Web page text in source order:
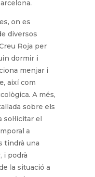
on es
diversos
Roja per
dormir i
menjar i
així com
A més,
sobre els
el
a
tindrà una
i podrà
la situació a